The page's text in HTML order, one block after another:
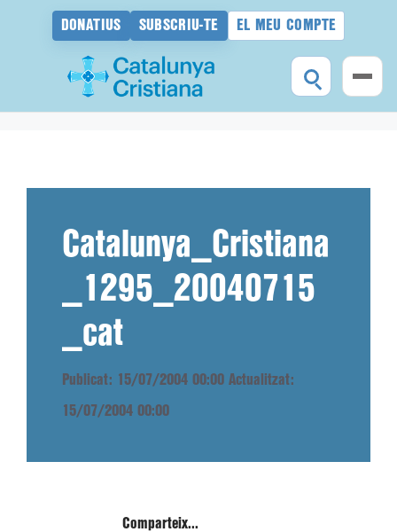
DONATIUS SUBSCRIU-TE EL MEU COMPTE
Catalunya_Cristiana
_1295_20040715
_cat
Publicat: 15/07/2004 00:00 Actualitzat:
15/07/2004 00:00
Comparteix...